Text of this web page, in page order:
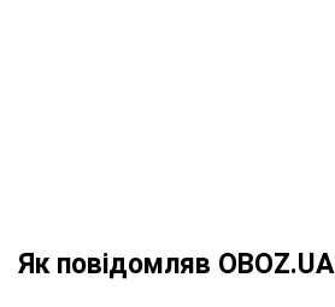
Як повідомляв OBOZ.UA